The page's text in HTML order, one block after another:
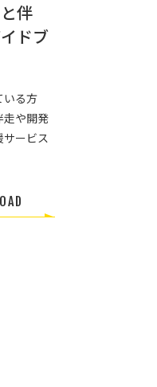
伴
ドブ
いる方
走や開発
ービス